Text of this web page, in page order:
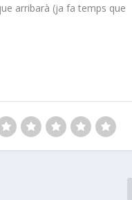
arribarà (ja fa temps que